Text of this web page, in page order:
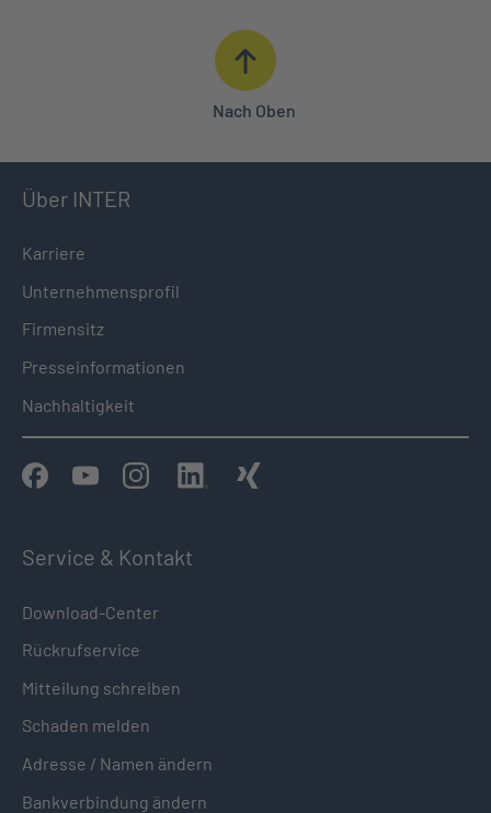
Nach Oben
Über INTER
Karriere
Unternehmensprofil
Firmensitz
Presseinformationen
Nachhaltigkeit
Service & Kontakt
Download-Center
Rückrufservice
Mitteilung schreiben
Schaden melden
Adresse / Namen ändern
Bankverbindung ändern